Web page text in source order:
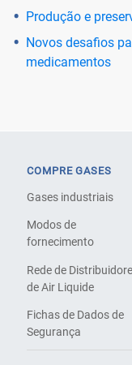
Produção e
Novos desafios
medicamentos
COMPRE GASES
Gases industriais
Modos de
fornecimento
Rede de
de Air Liquide
Fichas de Dados de
Segurança